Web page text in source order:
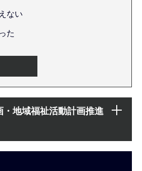
ない
た
・地域福祉活動計画推進